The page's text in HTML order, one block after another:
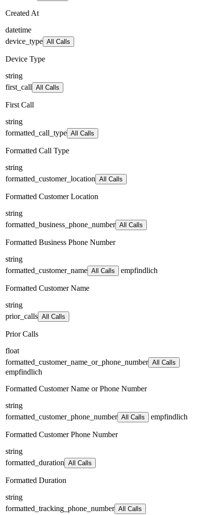
Created At
datetime
device_type All Calls
Device Type
string
first_call All Calls
First Call
string
formatted_call_type All Calls
Formatted Call Type
string
formatted_customer_location All Calls
Formatted Customer Location
string
formatted_business_phone_number All Calls
Formatted Business Phone Number
string
formatted_customer_name All Calls empfindlich
Formatted Customer Name
string
prior_calls All Calls
Prior Calls
float
formatted_customer_name_or_phone_number All Calls
empfindlich
Formatted Customer Name or Phone Number
string
formatted_customer_phone_number All Calls empfindlich
Formatted Customer Phone Number
string
formatted_duration All Calls
Formatted Duration
string
formatted_tracking_phone_number All Calls